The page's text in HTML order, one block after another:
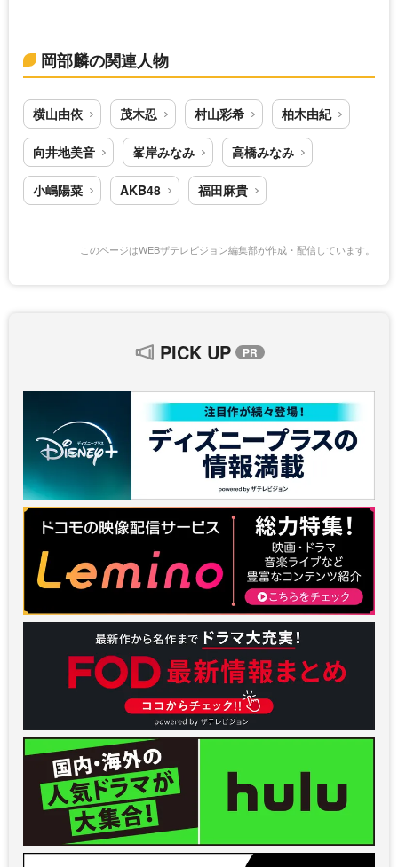
岡部麟の関連人物
横山由依 茂木忍 村山彩希 柏木由紀
向井地美音 峯岸みなみ 高橋みなみ
小嶋陽菜 AKB48 福田麻貴
このページはWEBザテレビジョン編集部が作成・配信しています。
PICK UP